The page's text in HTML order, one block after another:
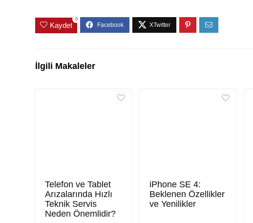
Kaydet
0
İlgili Makaleler
Telefon ve Tablet
Arızalarında Hızlı
Teknik Servis
Neden Önemlidir?
iPhone SE 4:
Beklenen Özellikler
ve Yenilikler